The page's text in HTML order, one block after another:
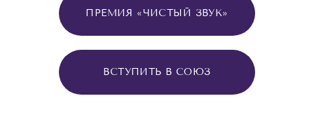
ПРЕМИЯ «ЧИСТЫЙ ЗВУК»
ВСТУПИТЬ В СОЮЗ